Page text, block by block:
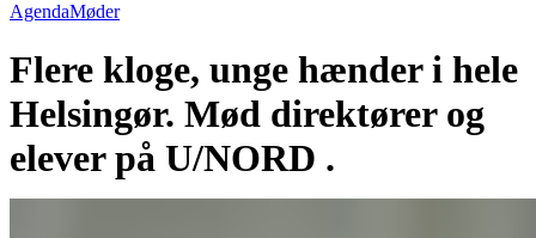
AgendaMøder
Flere kloge, unge hænder i hele
Helsingør. Mød direktører og
elever på U/NORD .